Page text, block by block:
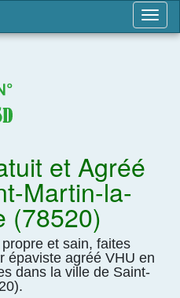
et Agréé
Martin-la-
(78520)
et sain, faites
épaviste agréé VHU en
dans la ville de Saint-